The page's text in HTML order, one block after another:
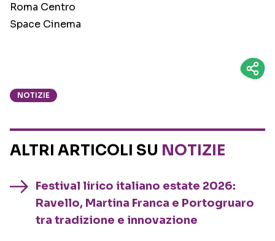
Roma Centro
Space Cinema
NOTIZIE
ALTRI ARTICOLI SU NOTIZIE
Festival lirico italiano estate 2026:
Ravello, Martina Franca e Portogruaro
tra tradizione e innovazione